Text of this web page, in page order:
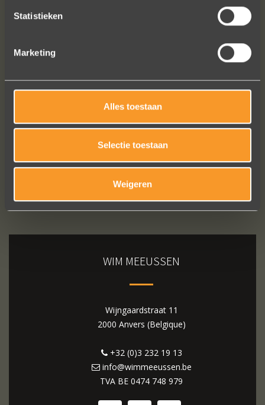
Statistieken
Marketing
Alles toestaan
Selectie toestaan
Weigeren
Bekijk al onze reviews
WIM MEEUSSEN
Wijngaardstraat 11
2000 Anvers (Belgique)
+32 (0)3 232 19 13
info@wimmeeussen.be
TVA BE 0474 748 979